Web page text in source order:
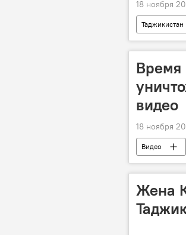
18 ноября
Таджикистан
Время
видео
18 ноября
Видео
Жена